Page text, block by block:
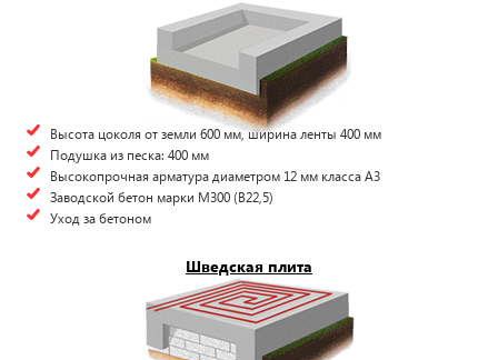
Высота цоколя от земли 600 мм, ширина ленты 400 мм
Подушка из песка: 400 мм
Высокопрочная арматура диаметром 12 мм класса А3
Заводской бетон марки М300 (B22,5)
Уход за бетоном
Шведская плита